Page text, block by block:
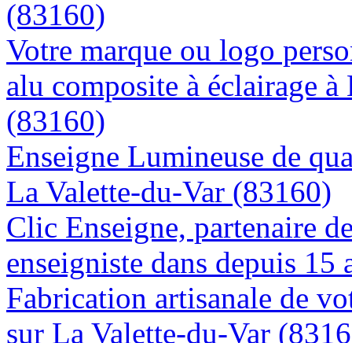
(83160)
Votre marque ou logo
alu composite à éclairage
(83160)
Enseigne Lumineuse de
La Valette-du-Var (83160)
Clic Enseigne, partenaire
enseigniste dans depuis
Fabrication artisanale de
sur La Valette-du-Var